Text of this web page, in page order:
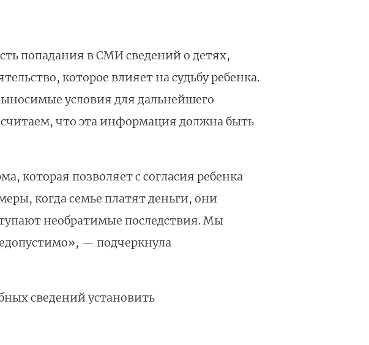
попадания в СМИ сведений о детях,
которое влияет на судьбу ребенка.
условия для дальнейшего
что эта информация должна быть
которая позволяет с согласия ребенка
когда семье платят деньги, они
необратимые последствия. Мы
— подчеркнула
сведений установить